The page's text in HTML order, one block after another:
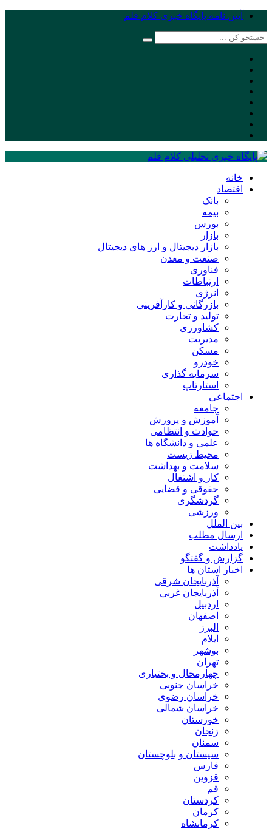
آیین نامه پایگاه خبری کلام قلم
خانه
اقتصاد
بانک
بیمه
بورس
بازار
بازار دیجیتال و ارز های دیجیتال
صنعت و معدن
فناوری
ارتباطات
انرژی
بازرگانی و کارآفرینی
تولید و تجارت
کشاورزی
مدیریت
مسکن
خودرو
سرمایه گذاری
استارتاپ
اجتماعی
جامعه
آموزش و پرورش
حوادث و انتظامی
علمی و دانشگاه ها
محیط زیست
سلامت و بهداشت
کار و اشتغال
حقوقی و قضایی
گردشگری
ورزشی
بین الملل
ارسال مطلب
یادداشت
گزارش و گفتگو
اخبار استان ها
آذربایجان شرقی
آذربایجان غربی
اردبیل
اصفهان
البرز
ایلام
بوشهر
تهران
چهارمحال و بختیاری
خراسان جنوبی
خراسان رضوی
خراسان شمالی
خوزستان
زنجان
سمنان
سیستان و بلوچستان
فارس
قزوین
قم
کردستان
کرمان
کرمانشاه